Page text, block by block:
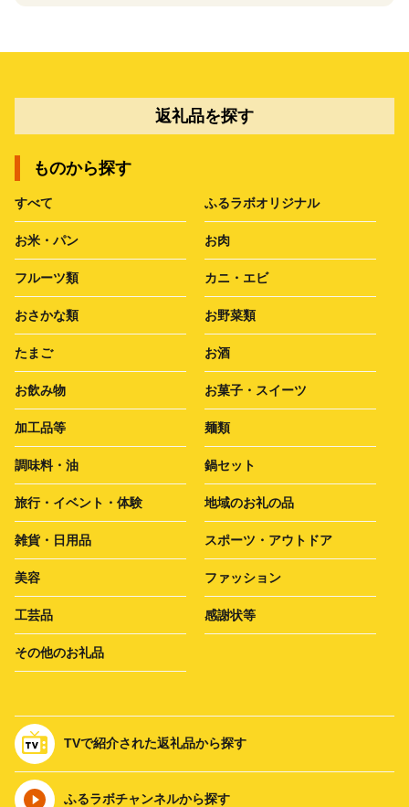
返礼品を探す
ものから探す
すべて ふるラボオリジナル
お米・パン お肉
フルーツ類 カニ・エビ
おさかな類 お野菜類
たまご お酒
お飲み物 お菓子・スイーツ
加工品等 麺類
調味料・油 鍋セット
旅行・イベント・体験 地域のお礼の品
雑貨・日用品 スポーツ・アウトドア
美容 ファッション
工芸品 感謝状等
その他のお礼品
TVで紹介された返礼品から探す
ふるラボチャンネルから探す